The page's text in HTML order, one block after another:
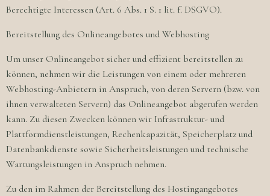
Berechtigte Interessen (Art. 6 Abs. 1 S. 1 lit. f. DSGVO).
Bereitstellung des Onlineangebotes und Webhosting
Um unser Onlineangebot sicher und effizient bereitstellen zu
können, nehmen wir die Leistungen von einem oder mehreren
Webhosting-Anbietern in Anspruch, von deren Servern (bzw. von
ihnen verwalteten Servern) das Onlineangebot abgerufen werden
kann. Zu diesen Zwecken können wir Infrastruktur- und
Plattformdienstleistungen, Rechenkapazität, Speicherplatz und
Datenbankdienste sowie Sicherheitsleistungen und technische
Wartungsleistungen in Anspruch nehmen.
Zu den im Rahmen der Bereitstellung des Hostingangebotes